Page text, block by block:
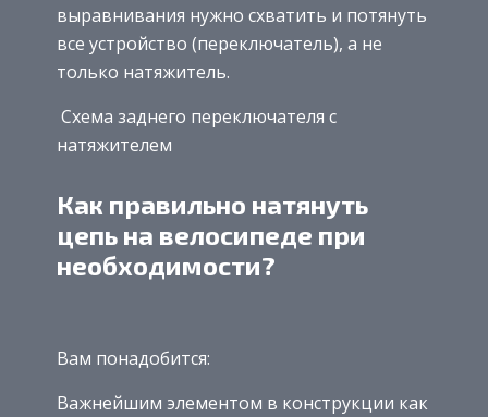
выравнивания нужно схватить и потянуть
все устройство (переключатель), а не
только натяжитель.
Схема заднего переключателя с
натяжителем
Как правильно натянуть
цепь на велосипеде при
необходимости?
Вам понадобится:
Важнейшим элементом в конструкции как